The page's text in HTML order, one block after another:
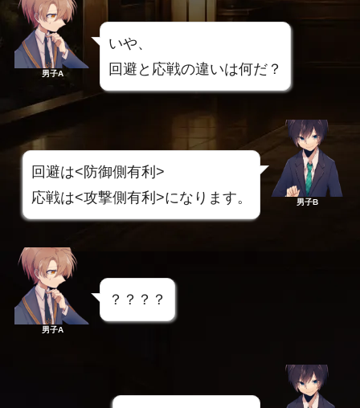
男子A
いや、
回避と応戦の違いは何だ？
回避は<防御側有利>
応戦は<攻撃側有利>になります。
男子B
男子A
？？？？